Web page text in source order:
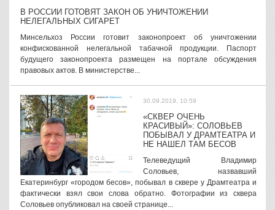
В РОССИИ ГОТОВЯТ ЗАКОН ОБ УНИЧТОЖЕНИИ
НЕЛЕГАЛЬНЫХ СИГАРЕТ
Минсельхоз России готовит законопроект об уничтожении
конфискованной нелегальной табачной продукции. Паспорт
будущего законопроекта размещен на портале обсуждения
правовых актов. В министерстве...
30.09.2019, 10:59
«СКВЕР ОЧЕНЬ
КРАСИВЫЙ»: СОЛОВЬЕВ
ПОБЫВАЛ У ДРАМТЕАТРА И
НЕ НАШЕЛ ТАМ БЕСОВ
Телеведущий Владимир
Соловьев, назвавший
Екатеринбург «городом бесов», побывал в сквере у Драмтеатра и
фактически взял свои слова обратно. Фотографии из сквера
Соловьев опубликовал на своей странице...